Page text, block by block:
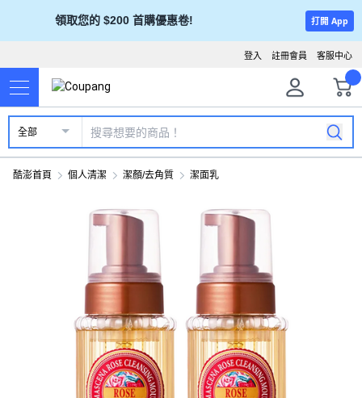
領取您的 $200 首購優惠卷! 打開 App
客服中心
註冊會員
登入
全部
酷澎首頁 個人清潔 潔顏/去角質 潔面乳